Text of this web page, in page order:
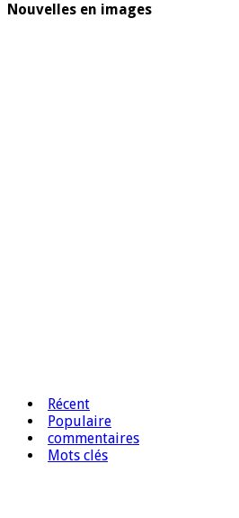
Nouvelles en images
Récent
Populaire
commentaires
Mots clés